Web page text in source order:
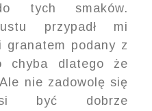
tych smaków.
przypadł mi
granatem podany z
chyba dlatego że
nie zadowolę się
być dobrze